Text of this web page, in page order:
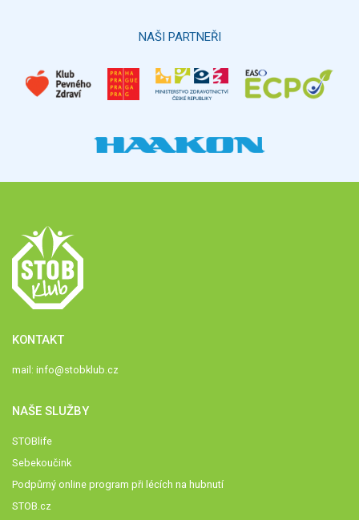
NAŠI PARTNEŘI
KONTAKT
mail: info@stobklub.cz
NAŠE SLUŽBY
STOBlife
Sebekoučink
Podpůrný online program při lécích na hubnutí
STOB.cz